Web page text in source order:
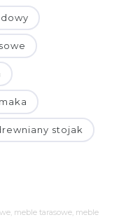
stojak
meble tarasowe, meble